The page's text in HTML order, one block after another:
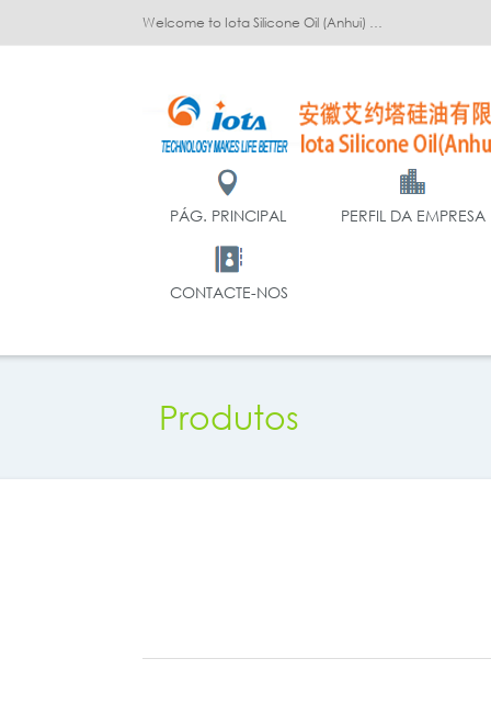
Welcome to Iota Silicone Oil (Anhui) Co., Ltd.!
PÁG. PRINCIPAL PERFIL DA EMPRESA
CONTACTE-NOS
Produtos